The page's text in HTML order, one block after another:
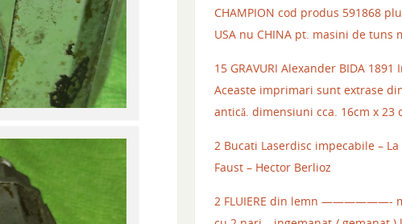
CHAMPION cod produs 591868
USA nu CHINA pt. masini de tuns
15 GRAVURI Alexander BIDA
Aceaste imprimari sunt extrase
antică. dimensiuni cca. 16cm x 23
2 Bucati Laserdisc impecabile –
Faust – Hector Berlioz
2 FLUIERE din lemn ——————-